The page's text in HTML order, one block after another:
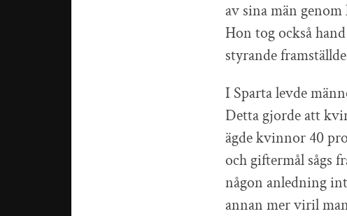
av sina män
Hon tog också
styrande
I Sparta levde
Detta gjorde att
ägde kvinnor 40
och giftermål sågs
någon anledning
annan mer viril